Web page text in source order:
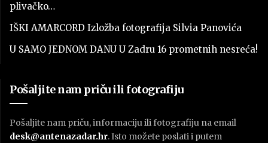
plivačko…
IŠKI AMARCORD Izložba fotografija Silvia Panovića
U SAMO JEDNOM DANU U Zadru 16 prometnih nesreća!
Pošaljite nam priču ili fotografiju
Pošaljite nam priču, informaciju ili fotografiju na email
desk@antenazadar.hr. Isto možete poslati i putem